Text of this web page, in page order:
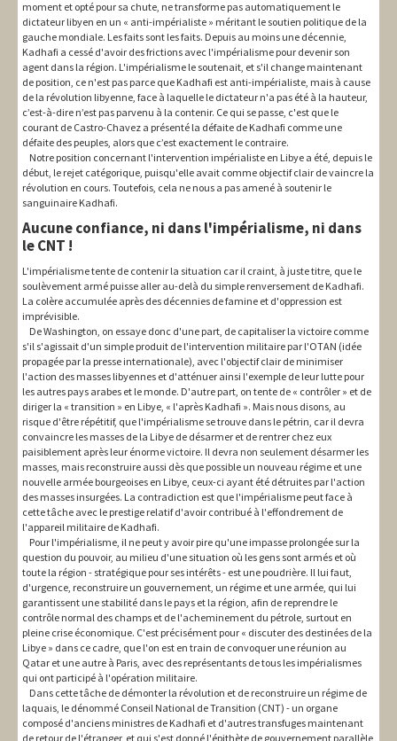
moment et opté pour sa chute, ne transforme pas automatiquement le
dictateur libyen en un « anti-impérialiste » méritant le soutien politique de la
gauche mondiale. Les faits sont les faits. Depuis au moins une décennie,
Kadhafi a cessé d'avoir des frictions avec l'impérialisme pour devenir son
agent dans la région. L'impérialisme le soutenait, et s'il change maintenant
de position, ce n'est pas parce que Kadhafi est anti-impérialiste, mais à cause
de la révolution libyenne, face à laquelle le dictateur n'a pas été à la hauteur,
c’est-à-dire n’est pas parvenu à la contenir. Ce qui se passe, c'est que le
courant de Castro-Chavez a présenté la défaite de Kadhafi comme une
défaite des peuples, alors que c’est exactement le contraire.
Notre position concernant l'intervention impérialiste en Libye a été, depuis le
début, le rejet catégorique, puisqu'elle avait comme objectif clair de vaincre la
révolution en cours. Toutefois, cela ne nous a pas amené à soutenir le
sanguinaire Kadhafi.
Aucune confiance, ni dans l'impérialisme, ni dans
le CNT !
L'impérialisme tente de contenir la situation car il craint, à juste titre, que le
soulèvement armé puisse aller au-delà du simple renversement de Kadhafi.
La colère accumulée après des décennies de famine et d'oppression est
imprévisible.
De Washington, on essaye donc d'une part, de capitaliser la victoire comme
s'il s'agissait d'un simple produit de l'intervention militaire par l'OTAN (idée
propagée par la presse internationale), avec l'objectif clair de minimiser
l'action des masses libyennes et d'atténuer ainsi l'exemple de leur lutte pour
les autres pays arabes et le monde. D'autre part, on tente de « contrôler » et de
diriger la « transition » en Libye, « l'après Kadhafi ». Mais nous disons, au
risque d'être répétitif, que l'impérialisme se trouve dans le pétrin, car il devra
convaincre les masses de la Libye de désarmer et de rentrer chez eux
paisiblement après leur énorme victoire. Il devra non seulement désarmer les
masses, mais reconstruire aussi dès que possible un nouveau régime et une
nouvelle armée bourgeoises en Libye, ceux-ci ayant été détruites par l'action
des masses insurgées. La contradiction est que l'impérialisme peut face à
cette tâche avec le prestige relatif d'avoir contribué à l'effondrement de
l'appareil militaire de Kadhafi.
Pour l'impérialisme, il ne peut y avoir pire qu'une impasse prolongée sur la
question du pouvoir, au milieu d'une situation où les gens sont armés et où
toute la région - stratégique pour ses intérêts - est une poudrière. Il lui faut,
d'urgence, reconstruire un gouvernement, un régime et une armée, qui lui
garantissent une stabilité dans le pays et la région, afin de reprendre le
contrôle normal des champs et de l'acheminement du pétrole, surtout en
pleine crise économique. C'est précisément pour « discuter des destinées de la
Libye » dans ce cadre, que l'on est en train de convoquer une réunion au
Qatar et une autre à Paris, avec des représentants de tous les impérialismes
qui ont participé à l'opération militaire.
Dans cette tâche de démonter la révolution et de reconstruire un régime de
laquais, le dénommé Conseil National de Transition (CNT) - un organe
composé d'anciens ministres de Kadhafi et d'autres transfuges maintenant
de retour de l'étranger, et qui s'est donné l'épithète de gouvernement parallèle